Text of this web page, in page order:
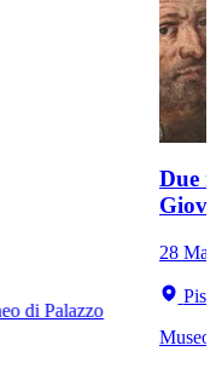
di Palazzo
Due
28
Museo